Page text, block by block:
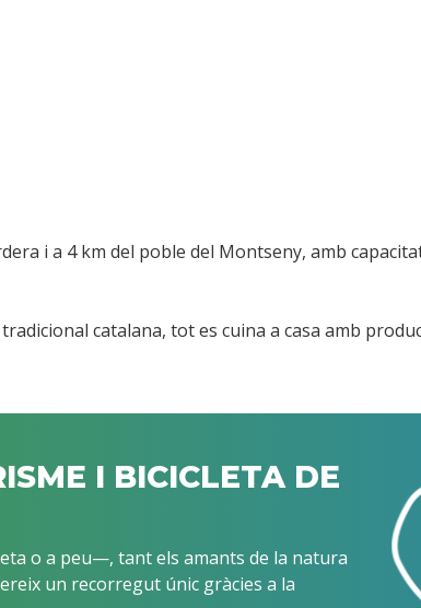
i a 4 km del poble del Montseny, amb
catalana, tot es cuina a casa amb
I BICICLETA DE
o a peu—, tant els amants de la natura
un recorregut únic gràcies a la